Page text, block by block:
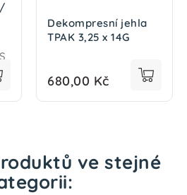
Dekompresní jehla
TPAK 3,25 x 14G
680,00 Kč
ve stejné